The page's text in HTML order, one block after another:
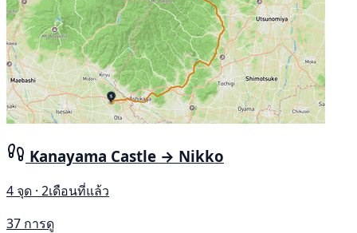
Kanayama Castle → Nikko
4 จุด · 2เดือนที่แล้ว
37 การดู